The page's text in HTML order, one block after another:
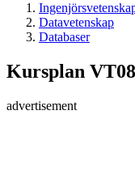
Datavetenskap
Databaser
Kursplan
advertisement